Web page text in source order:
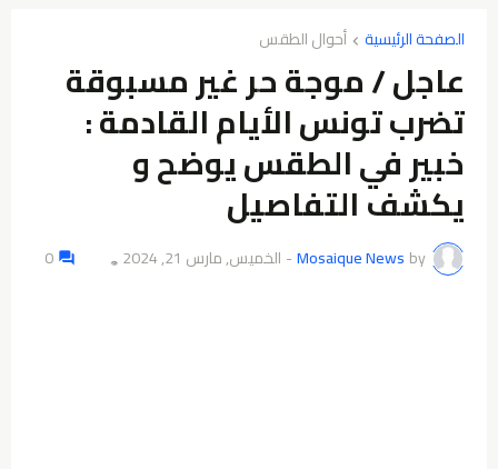
الصفحة الرئيسية أحوال الطقس
عاجل / موجة حر غير مسبوقة
تضرب تونس الأيام القادمة :
خبير في الطقس يوضح و
يكشف التفاصيل
by
Mosaique News
- الخميس, مارس 21, 2024 👁️
0